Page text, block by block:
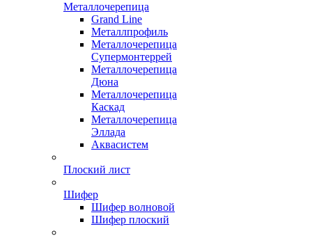
Металлочерепица
Grand Line
Металлпрофиль
Металлочерепица
Супермонтеррей
Металлочерепица
Дюна
Металлочерепица
Каскад
Металлочерепица
Эллада
Аквасистем
Плоский лист
Шифер
Шифер волновой
Шифер плоский